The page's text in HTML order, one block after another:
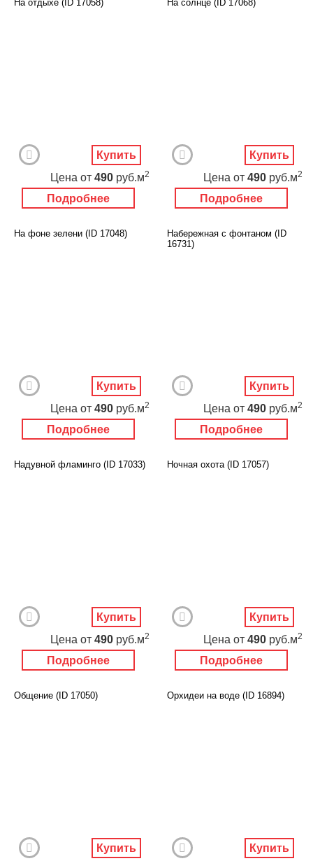
На отдыхе (ID 17058)
Подробнее
Цена от 490 руб.м2
Купить
На солнце (ID 17068)
Подробнее
Цена от 490 руб.м2
Купить
На фоне зелени (ID 17048)
Подробнее
Цена от 490 руб.м2
Купить
Набережная с фонтаном (ID
16731)
Подробнее
Цена от 490 руб.м2
Купить
Надувной фламинго (ID 17033)
Подробнее
Цена от 490 руб.м2
Купить
Ночная охота (ID 17057)
Подробнее
Цена от 490 руб.м2
Купить
Общение (ID 17050)
Купить
Орхидеи на воде (ID 16894)
Купить